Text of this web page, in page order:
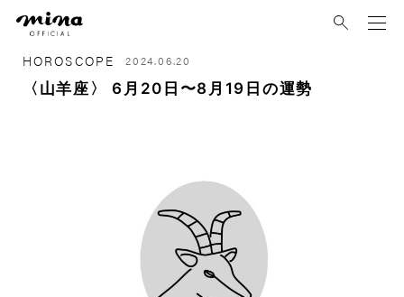
HOROSCOPE 2024.06.20
〈山羊座〉 6月20日〜8月19日の運勢